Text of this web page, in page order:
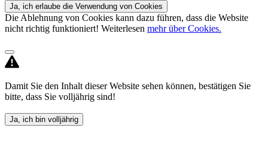
Ja, ich erlaube die Verwendung von Cookies
Die Ablehnung von Cookies kann dazu führen, dass die Website
nicht richtig funktioniert! Weiterlesen mehr über Cookies.
Damit Sie den Inhalt dieser Website sehen können, bestätigen Sie
bitte, dass Sie volljährig sind!
Ja, ich bin volljährig